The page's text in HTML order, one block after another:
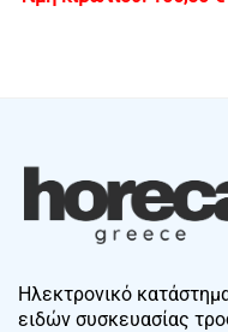
Ηλεκτρονικό
ειδών συσκευασίας